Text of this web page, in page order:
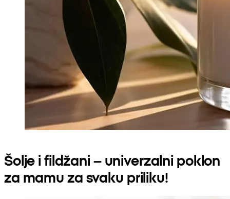
Šolje i fildžani – univerzalni poklon
za mamu za svaku priliku!